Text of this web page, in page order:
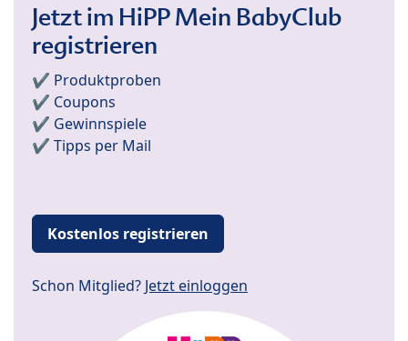
Jetzt im HiPP Mein BabyClub
registrieren
✔️ Produktproben
✔️ Coupons
✔️ Gewinnspiele
✔️ Tipps per Mail
Kostenlos registrieren
Schon Mitglied? Jetzt einloggen